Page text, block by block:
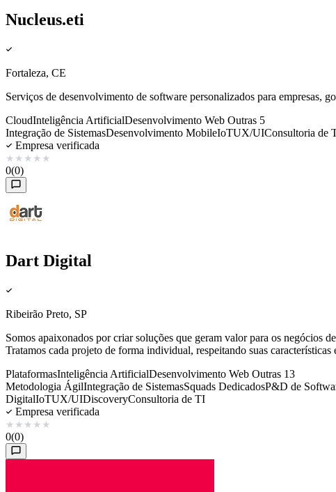
Nucleus.eti
Fortaleza, CE
Serviços de desenvolvimento de software personalizados para empresas,
CloudInteligência ArtificialDesenvolvimento Web Outras 5
Integração de SistemasDesenvolvimento MobileIoTUX/UIConsultoria de
Empresa verificada
★ ★ ★ ★ ★
0(0)
Dart Digital
Ribeirão Preto, SP
Somos apaixonados por criar soluções que geram valor para os negócios
Tratamos cada projeto de forma individual, respeitando suas
PlataformasInteligência ArtificialDesenvolvimento Web Outras 13
Metodologia ÁgilIntegração de SistemasSquads DedicadosP&D de
DigitalIoTUX/UIDiscoveryConsultoria de TI
Empresa verificada
★ ★ ★ ★ ★
0(0)